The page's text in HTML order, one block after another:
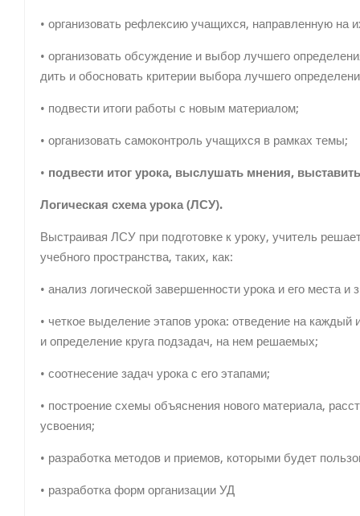
• организовать рефлексию учащихся, направленную на
• организовать обсуждение и выбор лучшего
дить и обосновать критерии выбора лучшего
• подвести итоги работы с новым ма­териалом;
• организовать самоконтроль учащих­ся в рамках темы;
• подвести итог урока, выслушать мнения,
Логическая схема урока (ЛСУ).
Выстраивая ЛСУ при подготовке к уроку, учитель
учебного про­странства, таких, как:
• анализ логической завершенности урока и его места
• четкое выделение этапов урока: от­ведение на каждый
и определение круга подзадач, на нем решаемых;
• соотнесение задач урока с его эта­пами;
• построение схемы объяснения но­вого материала,
усвоения;
• разработка методов и приемов, ко­торыми будет
• разработка форм организации УД